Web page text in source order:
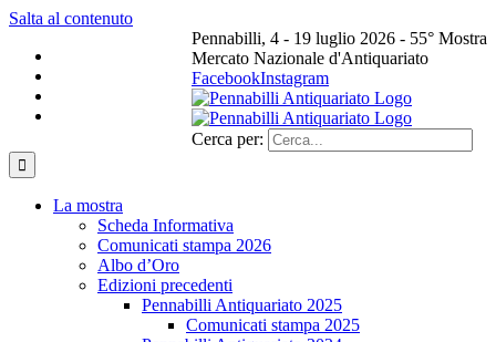
Salta al contenuto
Pennabilli, 4 - 19 luglio 2026 - 55° Mostra
Mercato Nazionale d'Antiquariato
FacebookInstagram
Cerca per:
La mostra
Scheda Informativa
Comunicati stampa 2026
Albo d’Oro
Edizioni precedenti
Pennabilli Antiquariato 2025
Comunicati stampa 2025